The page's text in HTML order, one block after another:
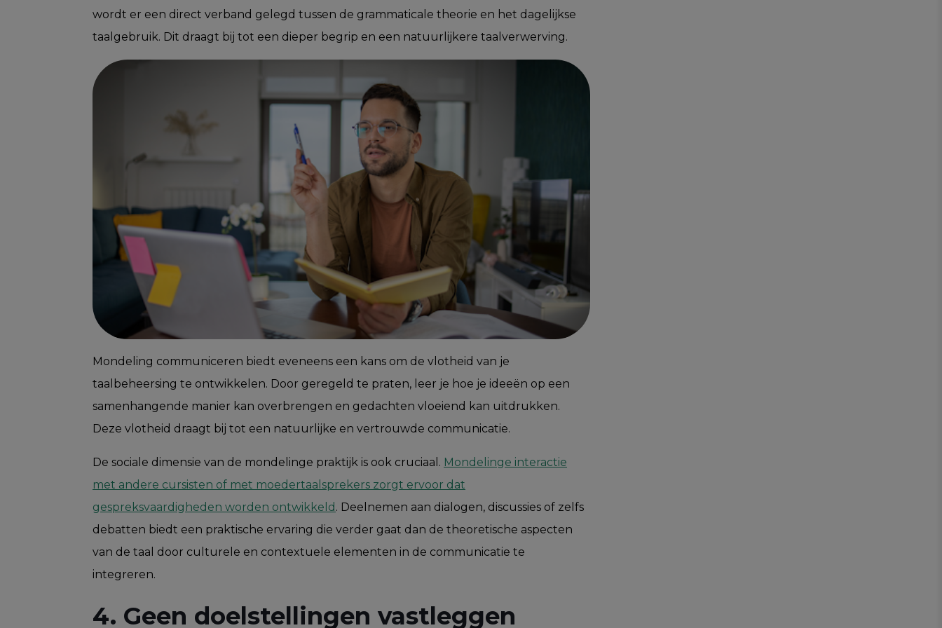
wordt er een direct verband gelegd tussen de grammaticale theorie en het dagelijkse
taalgebruik. Dit draagt bij tot een dieper begrip en een natuurlijkere taalverwerving.
Mondeling communiceren biedt eveneens een kans om de vlotheid van je
taalbeheersing te ontwikkelen. Door geregeld te praten, leer je hoe je ideeën op een
samenhangende manier kan overbrengen en gedachten vloeiend kan uitdrukken.
Deze vlotheid draagt bij tot een natuurlijke en vertrouwde communicatie.
De sociale dimensie van de mondelinge praktijk is ook cruciaal. Mondelinge interactie
met andere cursisten of met moedertaalsprekers zorgt ervoor dat
gespreksvaardigheden worden ontwikkeld . Deelnemen aan dialogen, discussies of zelfs
debatten biedt een praktische ervaring die verder gaat dan de theoretische aspecten
van de taal door culturele en contextuele elementen in de communicatie te
integreren.
4. Geen doelstellingen vastleggen